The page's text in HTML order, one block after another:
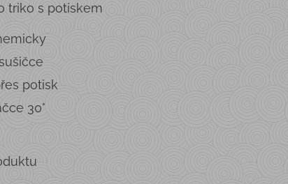
triko s potiskem
potisk
30°